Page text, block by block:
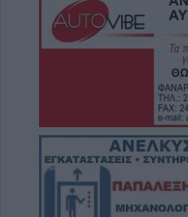
Αλεξανδρούπολης
8 Αυγούστου 2026, 21:54
Χ. Παπαδημήτριου
παρούσα φάση δεν θα
στους λογαριασμούς
Σίσκος Α. Βασίλειος: "Οι
8 Αυγούστου 2026, 20:55
Πάρος: Νεκρό 4χρονο